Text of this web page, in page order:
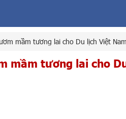
mầm tương lai cho Du lịch Việt Nam
mầm tương lai cho